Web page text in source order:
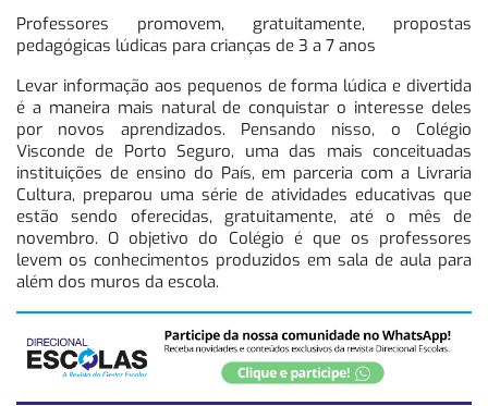
Professores promovem, gratuitamente, propostas
pedagógicas lúdicas para crianças de 3 a 7 anos
Levar informação aos pequenos de forma lúdica e divertida
é a maneira mais natural de conquistar o interesse deles
por novos aprendizados. Pensando nisso, o Colégio
Visconde de Porto Seguro, uma das mais conceituadas
instituições de ensino do País, em parceria com a Livraria
Cultura, preparou uma série de atividades educativas que
estão sendo oferecidas, gratuitamente, até o mês de
novembro. O objetivo do Colégio é que os professores
levem os conhecimentos produzidos em sala de aula para
além dos muros da escola.